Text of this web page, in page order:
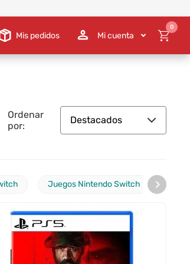
Mis pedidos Mi cuenta
0
Ordenar
por:
Destacados
Juegos Nintendo Switch ›